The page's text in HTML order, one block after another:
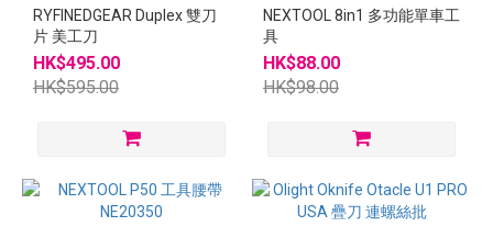
RYFINEDGEAR Duplex 雙刀
片 美工刀
HK$495.00
HK$595.00
NEXTOOL 8in1 多功能單車工
具
HK$88.00
HK$98.00